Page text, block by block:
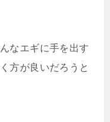
なエギに手を出す
方が良いだろうと